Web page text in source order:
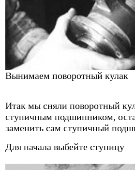
Вынимаем поворотный кулак
Итак мы сняли поворотный
ступичным подшипником,
заменить сам ступичный
Для начала выбейте ступицу